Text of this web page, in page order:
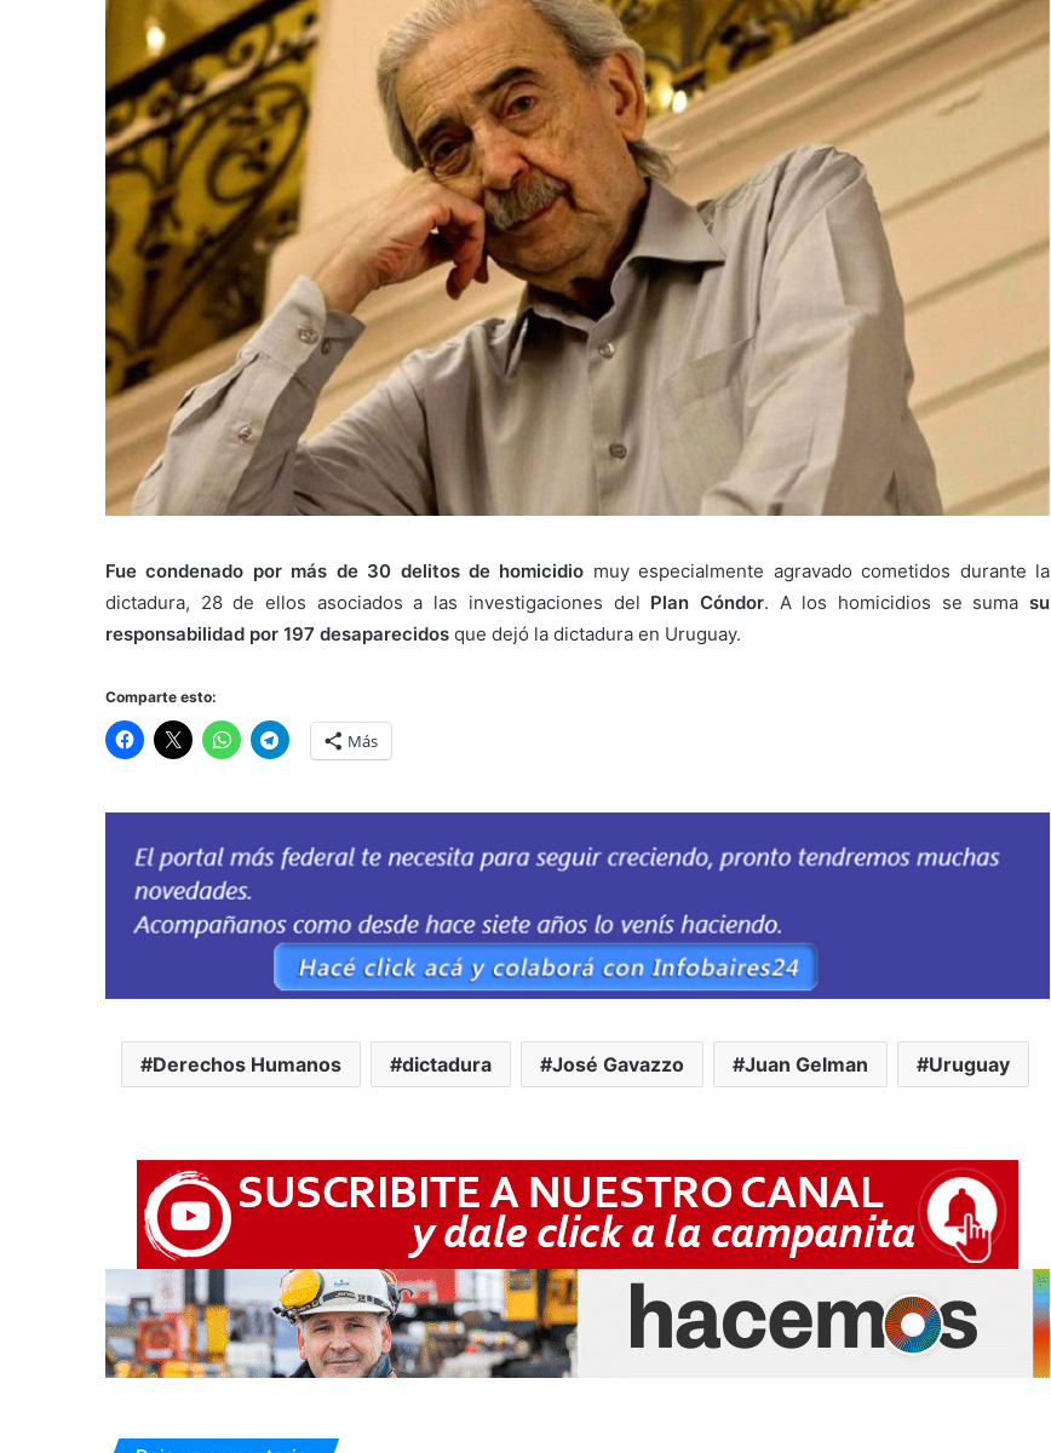
Fue condenado por más de 30 delitos de homicidio muy especialmente agravado cometidos durante la
dictadura, 28 de ellos asociados a las investigaciones del Plan Cóndor. A los homicidios se suma su
responsabilidad por 197 desaparecidos que dejó la dictadura en Uruguay.
Comparte esto:
Más
Derechos Humanos dictadura José Gavazzo Juan Gelman Uruguay